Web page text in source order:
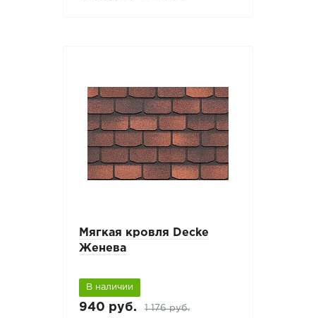
Мягкая кровля Decke
Женева
В наличии
940 руб. 1 176 руб.